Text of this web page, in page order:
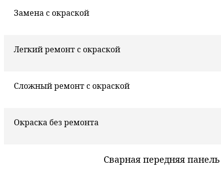
Замена с окраской
Легкий ремонт с окраской
Сложный ремонт с окраской
Окраска без ремонта
Сварная передняя панель